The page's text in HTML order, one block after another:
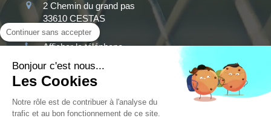
2 Chemin du grand pas
33610 CESTAS
France
Afficher le téléphone
Plan du site
Mentions légales
Continuer sans accepter
Bonjour c'est nous...
Les Cookies
Notre rôle est de contribuer à l'analyse du
trafic et au bon fonctionnement de ce site.